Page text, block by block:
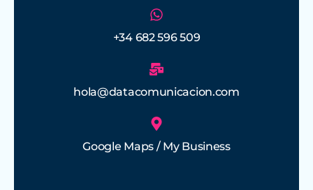
+34 682 596 509
hola@datacomunicacion.com
Google Maps / My Business